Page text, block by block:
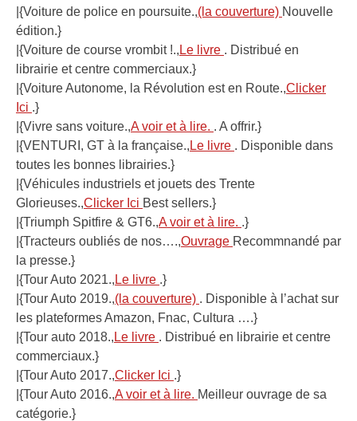
|{Voiture de police en poursuite.,(la couverture) Nouvelle
édition.}
|{Voiture de course vrombit !., Le livre . Distribué en
librairie et centre commerciaux.}
|{Voiture Autonome, la Révolution est en Route.,Clicker
Ici .}
|{Vivre sans voiture.,A voir et à lire. . A offrir.}
|{VENTURI, GT à la française., Le livre . Disponible dans
toutes les bonnes librairies.}
|{Véhicules industriels et jouets des Trente
Glorieuses.,Clicker Ici Best sellers.}
|{Triumph Spitfire & GT6.,A voir et à lire. .}
|{Tracteurs oubliés de nos….,Ouvrage Recommnandé par
la presse.}
|{Tour Auto 2021., Le livre .}
|{Tour Auto 2019.,(la couverture) . Disponible à l’achat sur
les plateformes Amazon, Fnac, Cultura ….}
|{Tour auto 2018., Le livre . Distribué en librairie et centre
commerciaux.}
|{Tour Auto 2017.,Clicker Ici .}
|{Tour Auto 2016.,A voir et à lire. Meilleur ouvrage de sa
catégorie.}